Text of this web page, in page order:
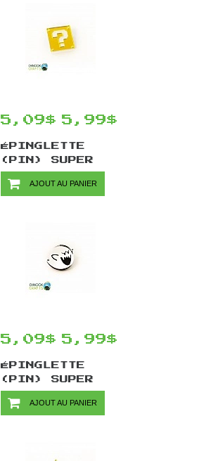
5,09$ 5,99$
ÉPINGLETTE
(PIN) SUPER
MARIO PAR
CHINOOK CRAFTS
AJOUT AU PANIER
5,09$ 5,99$
ÉPINGLETTE
(PIN) SUPER
MARIO PAR
CHINOOK CRAFTS
AJOUT AU PANIER